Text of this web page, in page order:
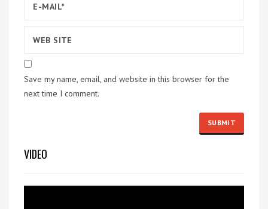
Save my name, email, and website in this browser for the
next time I comment.
VIDEO